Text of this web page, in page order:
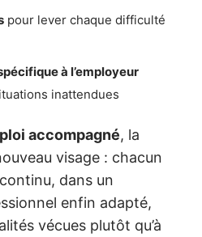
pour lever chaque difficulté
à l’employeur
inattendues
accompagné, la
visage : chacun
dans un
enfin adapté,
vécues plutôt qu’à